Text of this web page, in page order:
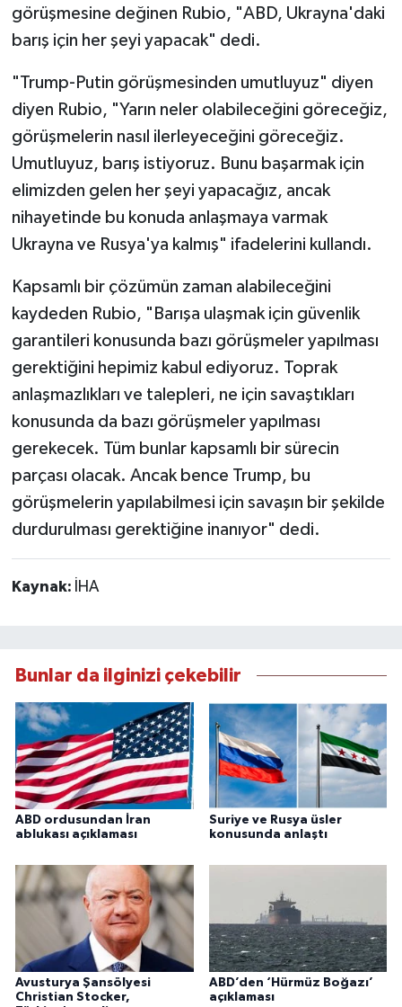
görüşmesine değinen Rubio, "ABD, Ukrayna'daki
barış için her şeyi yapacak" dedi.
"Trump-Putin görüşmesinden umutluyuz" diyen
diyen Rubio, "Yarın neler olabileceğini göreceğiz,
görüşmelerin nasıl ilerleyeceğini göreceğiz.
Umutluyuz, barış istiyoruz. Bunu başarmak için
elimizden gelen her şeyi yapacağız, ancak
nihayetinde bu konuda anlaşmaya varmak
Ukrayna ve Rusya'ya kalmış" ifadelerini kullandı.
Kapsamlı bir çözümün zaman alabileceğini
kaydeden Rubio, "Barışa ulaşmak için güvenlik
garantileri konusunda bazı görüşmeler yapılması
gerektiğini hepimiz kabul ediyoruz. Toprak
anlaşmazlıkları ve talepleri, ne için savaştıkları
konusunda da bazı görüşmeler yapılması
gerekecek. Tüm bunlar kapsamlı bir sürecin
parçası olacak. Ancak bence Trump, bu
görüşmelerin yapılabilmesi için savaşın bir şekilde
durdurulması gerektiğine inanıyor" dedi.
Kaynak: İHA
Bunlar da ilginizi çekebilir
ABD ordusundan İran
ablukası açıklaması
Suriye ve Rusya üsler
konusunda anlaştı
Avusturya Şansölyesi
Christian Stocker,
ABD’den ‘Hürmüz Boğazı’
açıklaması